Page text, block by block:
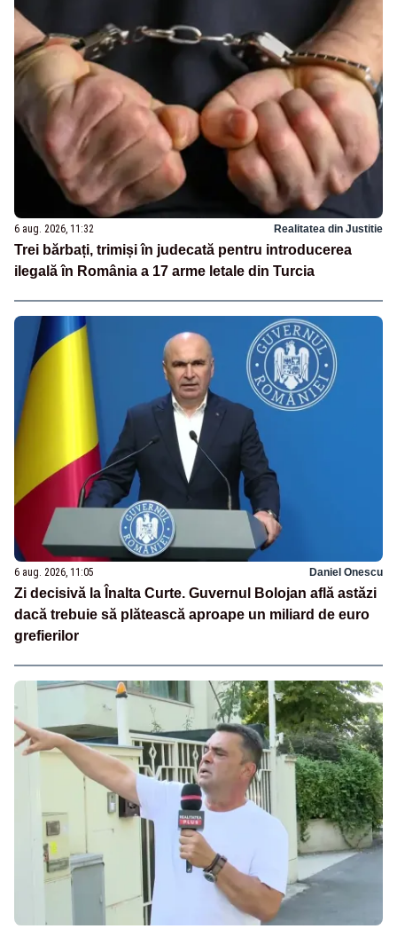
6 aug. 2026, 11:32 Realitatea din Justitie
Trei bărbați, trimiși în judecată pentru introducerea
ilegală în România a 17 arme letale din Turcia
6 aug. 2026, 11:05 Daniel Onescu
Zi decisivă la Înalta Curte. Guvernul Bolojan află astăzi
dacă trebuie să plătească aproape un miliard de euro
grefierilor